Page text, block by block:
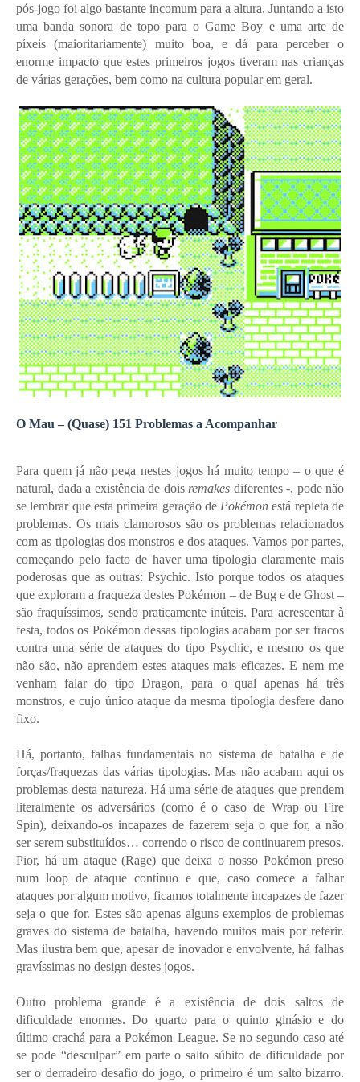
pós-jogo foi algo bastante incomum para a altura. Juntando a isto
uma banda sonora de topo para o Game Boy e uma arte de
píxeis (maioritariamente) muito boa, e dá para perceber o
enorme impacto que estes primeiros jogos tiveram nas crianças
de várias gerações, bem como na cultura popular em geral.
O Mau – (Quase) 151 Problemas a Acompanhar
Para quem já não pega nestes jogos há muito tempo – o que é
natural, dada a existência de dois remakes diferentes -, pode não
se lembrar que esta primeira geração de Pokémon está repleta de
problemas. Os mais clamorosos são os problemas relacionados
com as tipologias dos monstros e dos ataques. Vamos por partes,
começando pelo facto de haver uma tipologia claramente mais
poderosas que as outras: Psychic. Isto porque todos os ataques
que exploram a fraqueza destes Pokémon – de Bug e de Ghost –
são fraquíssimos, sendo praticamente inúteis. Para acrescentar à
festa, todos os Pokémon dessas tipologias acabam por ser fracos
contra uma série de ataques do tipo Psychic, e mesmo os que
não são, não aprendem estes ataques mais eficazes. E nem me
venham falar do tipo Dragon, para o qual apenas há três
monstros, e cujo único ataque da mesma tipologia desfere dano
fixo.
Há, portanto, falhas fundamentais no sistema de batalha e de
forças/fraquezas das várias tipologias. Mas não acabam aqui os
problemas desta natureza. Há uma série de ataques que prendem
literalmente os adversários (como é o caso de Wrap ou Fire
Spin), deixando-os incapazes de fazerem seja o que for, a não
ser serem substituídos… correndo o risco de continuarem presos.
Pior, há um ataque (Rage) que deixa o nosso Pokémon preso
num loop de ataque contínuo e que, caso comece a falhar
ataques por algum motivo, ficamos totalmente incapazes de fazer
seja o que for. Estes são apenas alguns exemplos de problemas
graves do sistema de batalha, havendo muitos mais por referir.
Mas ilustra bem que, apesar de inovador e envolvente, há falhas
gravíssimas no design destes jogos.
Outro problema grande é a existência de dois saltos de
dificuldade enormes. Do quarto para o quinto ginásio e do
último crachá para a Pokémon League. Se no segundo caso até
se pode “desculpar” em parte o salto súbito de dificuldade por
ser o derradeiro desafio do jogo, o primeiro é um salto bizarro.